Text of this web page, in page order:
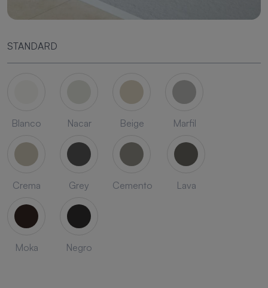
STANDARD
Blanco Nacar Beige Marfil
Crema Grey Cemento Lava
Moka Negro